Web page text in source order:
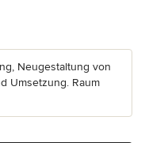
Sternen
Neugestaltung von
Umsetzung. Raum